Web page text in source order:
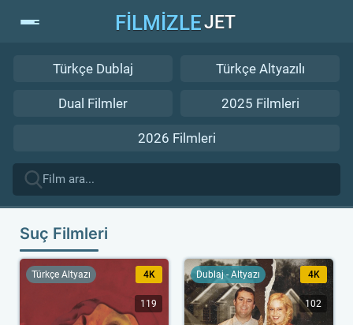
FİLMİZLEJET
Türkçe Dublaj Türkçe Altyazılı
Dual Filmler 2025 Filmleri
2026 Filmleri
Suç Filmleri
Türkçe Altyazı 4K
119
Dublaj - Altyazı 4K
102